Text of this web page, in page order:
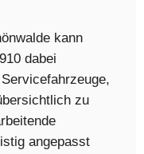
kann
dabei
zu
angepasst